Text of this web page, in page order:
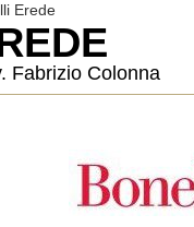
Erede
Fabrizio Colonna